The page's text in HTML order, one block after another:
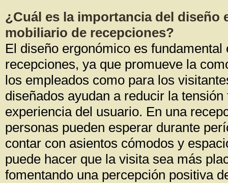
¿Cuál es la importancia del diseño
mobiliario de recepciones?
El diseño ergonómico es
recepciones, ya que promueve la
los empleados como para los
diseñados ayudan a reducir la
experiencia del usuario. En una
personas pueden esperar durante
contar con asientos cómodos y
puede hacer que la visita sea más
fomentando una percepción positiva